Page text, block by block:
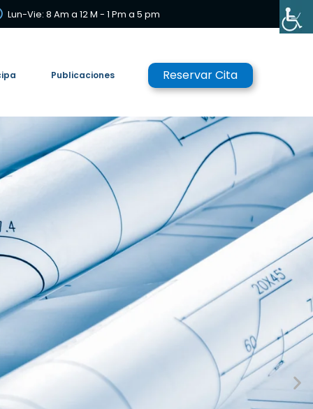
Lun-Vie: 8 Am a 12 M - 1 Pm a 5 pm
Publicaciones Reservar Cita